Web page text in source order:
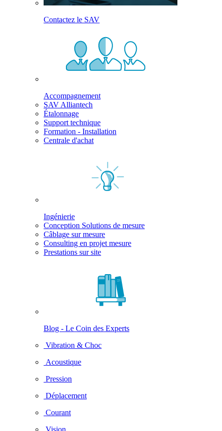
Contactez le SAV
Accompagnement
SAV Alliantech
Étalonnage
Support technique
Formation - Installation
Centrale d'achat
Ingénierie
Conception Solutions de mesure
Câblage sur mesure
Consulting en projet mesure
Prestations sur site
Blog - Le Coin des Experts
Vibration & Choc
Acoustique
Pression
Déplacement
Courant
Vision